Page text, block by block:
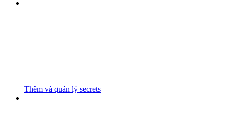
Thêm và quản lý secrets